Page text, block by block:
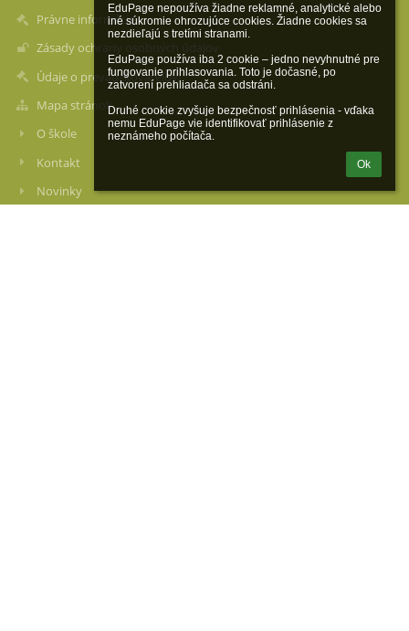
EduPage nepoužíva žiadne reklamné, analytické alebo
iné súkromie ohrozujúce cookies. Žiadne cookies sa
nezdieľajú s tretími stranami.
EduPage používa iba 2 cookie – jedno nevyhnutné pre
fungovanie prihlasovania. Toto je dočasné, po
zatvorení prehliadača sa odstráni.
Druhé cookie zvyšuje bezpečnosť prihlásenia - vďaka
nemu EduPage vie identifikovať prihlásenie z
neznámeho počítača.
Ok
Právne informácie
Zásady ochrany osobných údajov
Údaje o prevádzkovateľovi
Mapa stránok
O škole
Kontakt
Novinky